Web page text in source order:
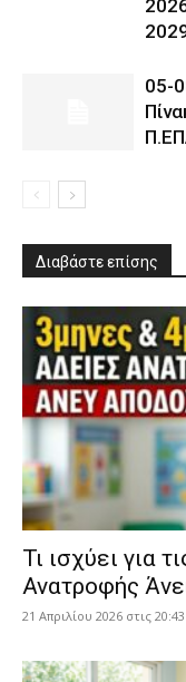
05-
Διαβάστε επίσης
​Τι ισχύει για
Ανατροφής
21 Απριλίου 2026 στις 20:43